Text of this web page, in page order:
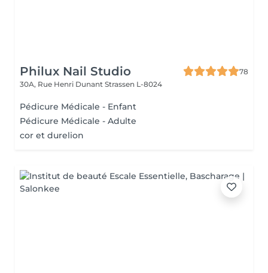
Philux Nail Studio
78
30A, Rue Henri Dunant Strassen L-8024
Pédicure Médicale - Enfant
Pédicure Médicale - Adulte
cor et durelion